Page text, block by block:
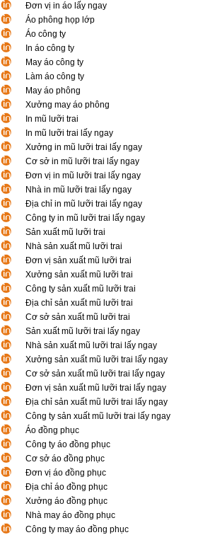
Đơn vị in áo lấy ngay
Áo phông họp lớp
Áo công ty
In áo công ty
May áo công ty
Làm áo công ty
May áo phông
Xưởng may áo phông
In mũ lưỡi trai
In mũ lưỡi trai lấy ngay
Xưởng in mũ lưỡi trai lấy ngay
Cơ sở in mũ lưỡi trai lấy ngay
Đơn vị in mũ lưỡi trai lấy ngay
Nhà in mũ lưỡi trai lấy ngay
Địa chỉ in mũ lưỡi trai lấy ngay
Công ty in mũ lưỡi trai lấy ngay
Sản xuất mũ lưỡi trai
Nhà sản xuất mũ lưỡi trai
Đơn vị sản xuất mũ lưỡi trai
Xưởng sản xuất mũ lưỡi trai
Công ty sản xuất mũ lưỡi trai
Địa chỉ sản xuất mũ lưỡi trai
Cơ sở sản xuất mũ lưỡi trai
Sản xuất mũ lưỡi trai lấy ngay
Nhà sản xuất mũ lưỡi trai lấy ngay
Xưởng sản xuất mũ lưỡi trai lấy ngay
Cơ sở sản xuất mũ lưỡi trai lấy ngay
Đơn vị sản xuất mũ lưỡi trai lấy ngay
Địa chỉ sản xuất mũ lưỡi trai lấy ngay
Công ty sản xuất mũ lưỡi trai lấy ngay
Áo đồng phục
Công ty áo đồng phục
Cơ sở áo đồng phục
Đơn vị áo đồng phục
Địa chỉ áo đồng phục
Xưởng áo đồng phục
Nhà may áo đồng phục
Công ty may áo đồng phục